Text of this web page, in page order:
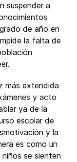
suspender a
de año en
la falta de
más extendida
y acto
ya de la
escolar de
y la
es como un
se sienten